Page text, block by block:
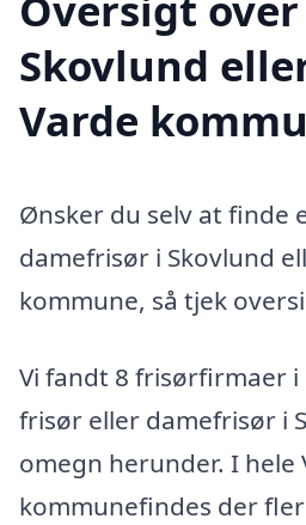
Skovlund
Varde
Ønsker du selv at finde
damefrisør i Skovlund
kommune, så tjek
Vi fandt 8 frisørfirmaer i
frisør eller damefrisør i
omegn herunder. I hele
kommunefindes der